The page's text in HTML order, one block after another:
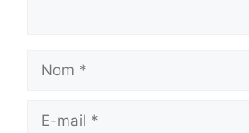
Nom